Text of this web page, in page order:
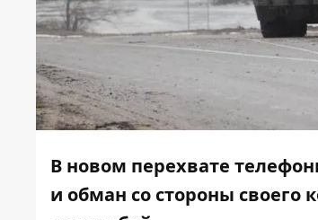
В новом перехвате
и обман со стороны своего